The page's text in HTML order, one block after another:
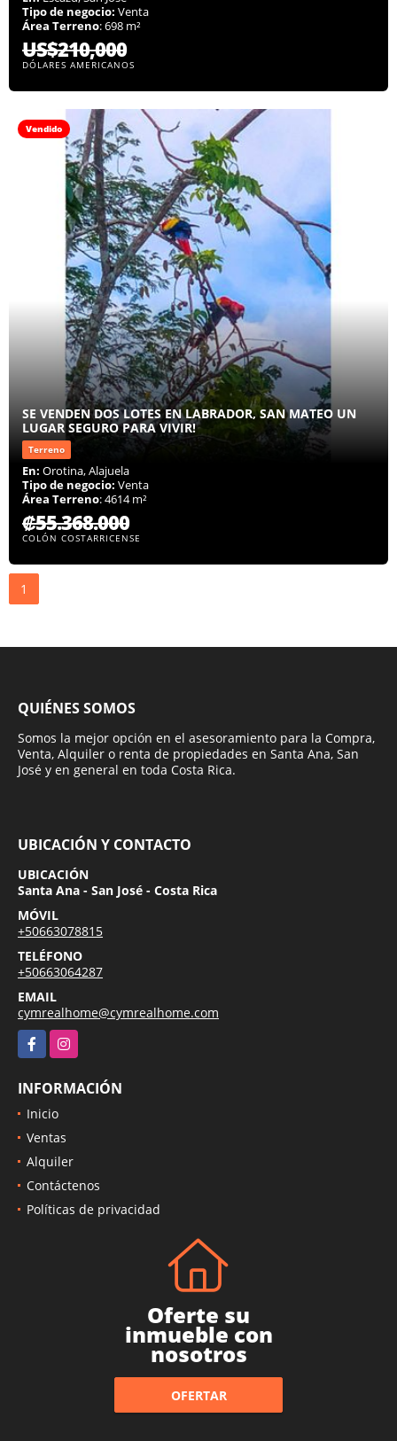
Tipo de negocio: Venta
Área Terreno: 698 m²
US$210,000
DÓLARES AMERICANOS
Vendido
SE VENDEN DOS LOTES EN LABRADOR, SAN MATEO UN
LUGAR SEGURO PARA VIVIR!
Terreno
En: Orotina, Alajuela
Tipo de negocio: Venta
Área Terreno: 4614 m²
₡55.368.000
COLÓN COSTARRICENSE
1
QUIÉNES SOMOS
Somos la mejor opción en el asesoramiento para la Compra,
Venta, Alquiler o renta de propiedades en Santa Ana, San
José y en general en toda Costa Rica.
UBICACIÓN Y CONTACTO
UBICACIÓN
Santa Ana - San José - Costa Rica
MÓVIL
+50663078815
TELÉFONO
+50663064287
EMAIL
cymrealhome@cymrealhome.com
FacebookInstagram
INFORMACIÓN
Inicio
Ventas
Alquiler
Contáctenos
Políticas de privacidad
Oferte su
inmueble con
nosotros
OFERTAR